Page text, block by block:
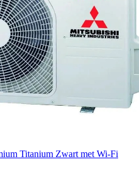
Titanium Zwart met Wi-Fi